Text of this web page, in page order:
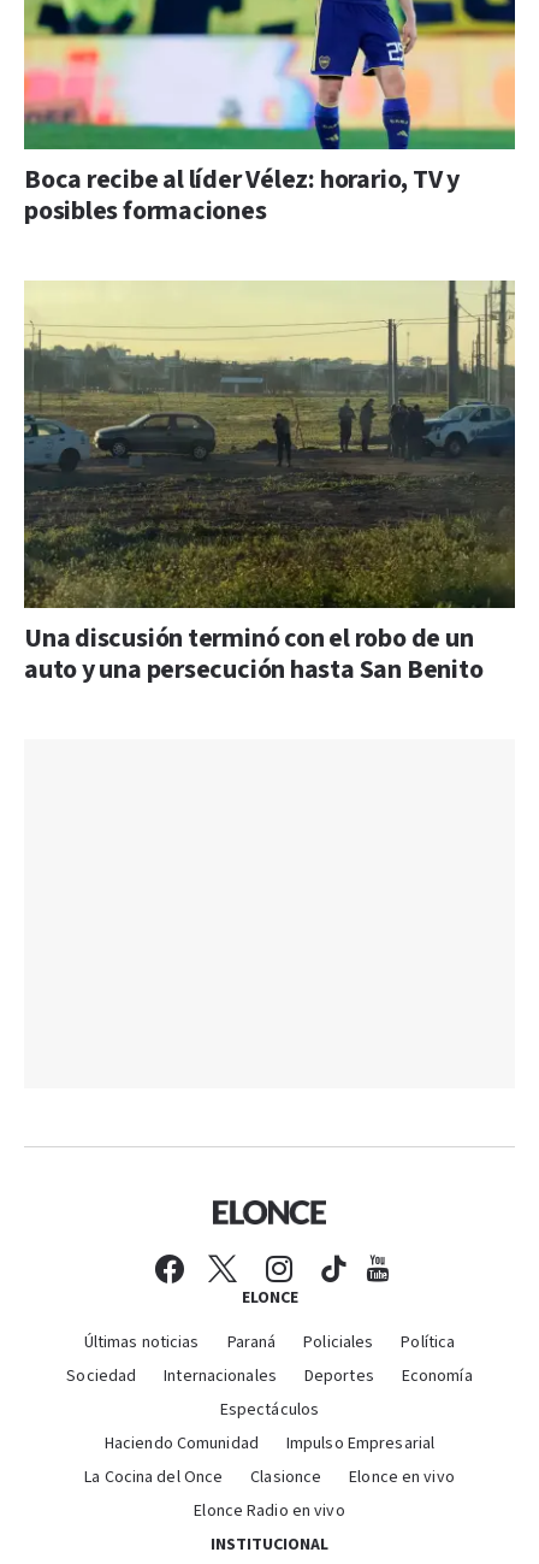
Boca recibe al líder Vélez: horario, TV y
posibles formaciones
Una discusión terminó con el robo de un
auto y una persecución hasta San Benito
ELONCE
Últimas noticias Paraná Policiales
Política
Sociedad
Internacionales Deportes
Economía
Espectáculos
Haciendo Comunidad
Impulso Empresarial
La Cocina del Once
Clasionce
Elonce en vivo
Elonce Radio en vivo
INSTITUCIONAL